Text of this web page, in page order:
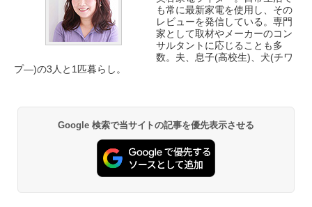
も常に最新家電を使用し、その
レビューを発信している。専門
家として取材やメーカーのコン
サルタントに応じることも多
数。夫、息子(高校生)、犬(チワ
プ―)の3人と1匹暮らし。
Google 検索で当サイトの記事を優先表示させる